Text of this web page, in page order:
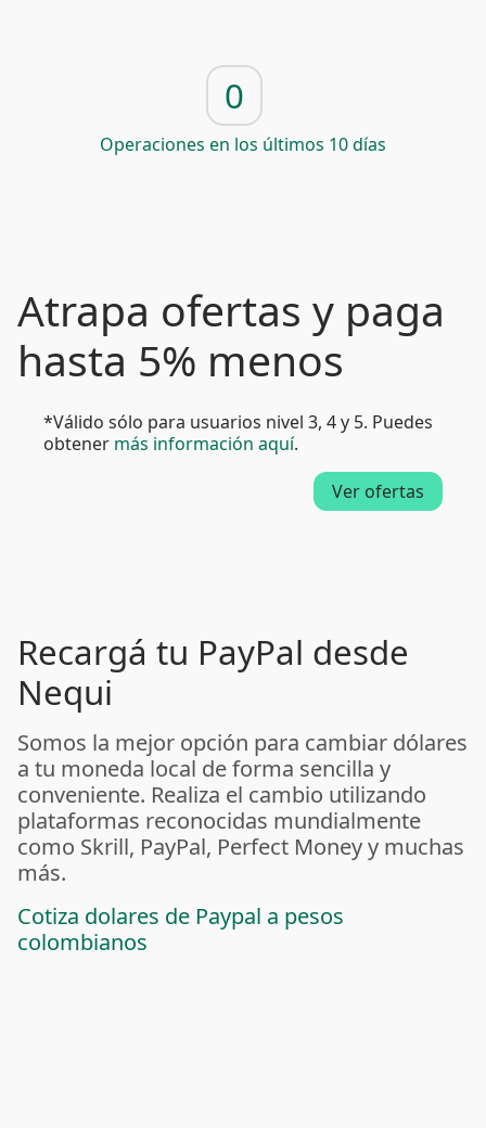
0
Operaciones en los últimos 10 días
Atrapa ofertas y paga
hasta 5% menos
*Válido sólo para usuarios nivel 3, 4 y 5. Puedes
obtener más información aquí.
Ver ofertas
Recargá tu PayPal desde
Nequi
Somos la mejor opción para cambiar dólares
a tu moneda local de forma sencilla y
conveniente. Realiza el cambio utilizando
plataformas reconocidas mundialmente
como Skrill, PayPal, Perfect Money y muchas
más.
Cotiza dolares de Paypal a pesos
colombianos